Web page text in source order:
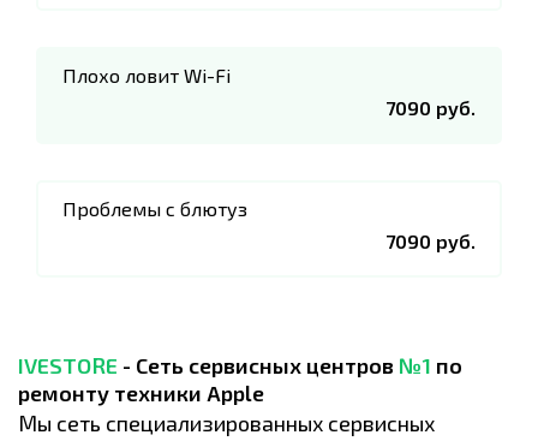
Плохо ловит Wi-Fi
7090 руб.
Проблемы с блютуз
7090 руб.
IVESTORE - Сеть сервисных центров №1 по
ремонту техники Apple
Мы сеть специализированных сервисных